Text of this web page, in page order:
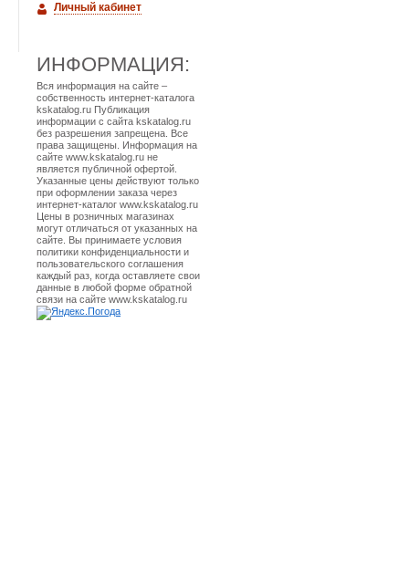
Личный кабинет
ИНФОРМАЦИЯ:
Вся информация на сайте –
собственность интернет-каталога
kskatalog.ru Публикация
информации с сайта kskatalog.ru
без разрешения запрещена. Все
права защищены. Информация на
сайте www.kskatalog.ru не
является публичной офертой.
Указанные цены действуют только
при оформлении заказа через
интернет-каталог www.kskatalog.ru
Цены в розничных магазинах
могут отличаться от указанных на
сайте. Вы принимаете условия
политики конфиденциальности и
пользовательского соглашения
каждый раз, когда оставляете свои
данные в любой форме обратной
связи на сайте www.kskatalog.ru